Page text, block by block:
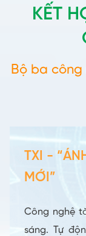
KẾT
Bộ ba công
TXI -
MỚI”
Công nghệ
sáng. Tự